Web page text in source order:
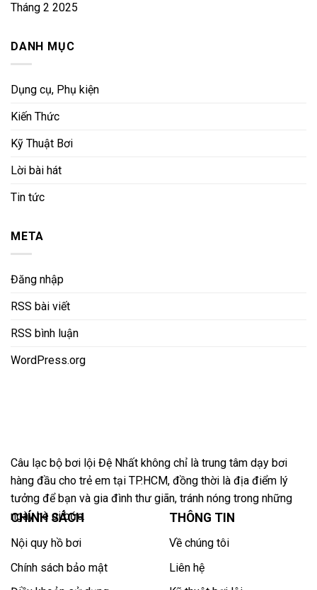
Tháng 2 2025
DANH MỤC
Dụng cụ, Phụ kiện
Kiến Thức
Kỹ Thuật Bơi
Lời bài hát
Tin tức
META
Đăng nhập
RSS bài viết
RSS bình luận
WordPress.org
Câu lạc bộ bơi lội Đệ Nhất không chỉ là trung tâm dạy bơi
hàng đầu cho trẻ em tại TP.HCM, đồng thời là địa điểm lý
tưởng để bạn và gia đình thư giãn, tránh nóng trong những
ngày hè oi bức.
CHÍNH SÁCH
Nội quy hồ bơi
Chính sách bảo mật
THÔNG TIN
Về chúng tôi
Liên hệ